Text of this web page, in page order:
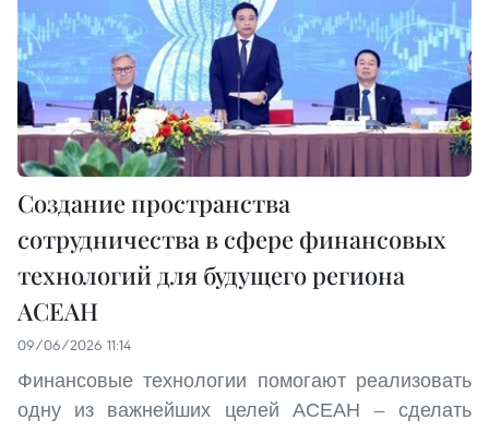
Создание пространства
сотрудничества в сфере финансовых
технологий для будущего региона
АСЕАН
09/06/2026 11:14
Финансовые технологии помогают реализовать
одну из важнейших целей АСЕАН — сделать